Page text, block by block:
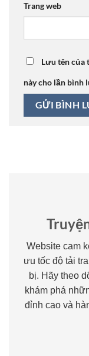
Trang web
Lưu tên của
này cho lần bình
Website cam
ưu tốc độ tải
bị. Hãy theo
khám phá
đỉnh cao và